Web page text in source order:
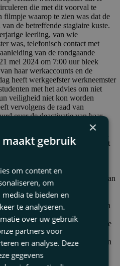
die met dit voorval te
filmpje waarop te zien was dat de
de betreffende stagiaire kuste.
leerling, van wie
was, telefonisch contact met
van de rondgaande
mei 2024 om 7:00 uur bleek
haar werkaccounts en de
heeft werkgeefster werkneemster
met het advies om niet
veiligheid niet kon worden
vervolgens de raad van
over de deactivatie van haar
Op 30 mei 2024 is
onder meer vanwege het
naar de stage te komen, omdat
dat het ontslag niet
ook dat er geen sprake was van
heeft voldoende aannemelijk
derden heeft benaderd.
zij op 17 mei 2024 zelf door een
is benaderd. Werkneemster
haar eigen werkbegeleider en de
besloten om de door haar
te bellen en deze te adviseren
Zij heeft de directeur in dat
gedrag, zodat het
×
maakt gebruik
om content en
om
te bieden en
te analyseren.
over uw gebruik
partners voor
en analyse. Deze
gegevens